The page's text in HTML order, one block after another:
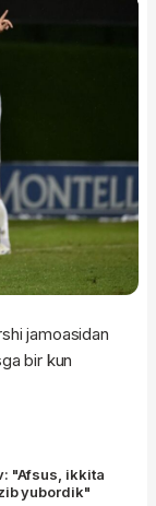
jamoasidan
bir kun
"Afsus, ikkita
yubordik"